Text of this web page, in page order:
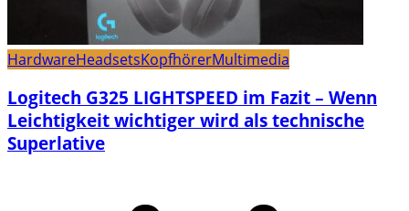
HardwareHeadsetsKopfhörerMultimedia
Logitech G325 LIGHTSPEED im Fazit – Wenn
Leichtigkeit wichtiger wird als technische
Superlative